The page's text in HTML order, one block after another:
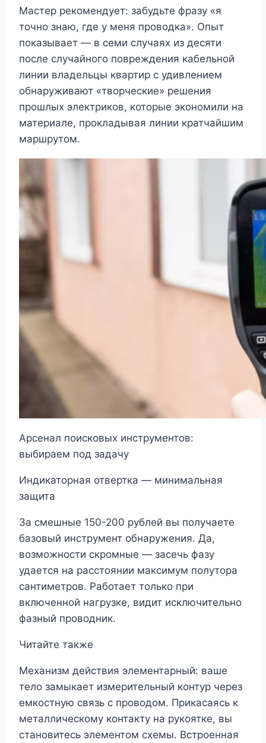
Мастер рекомендует: забудьте фразу «я
точно знаю, где у меня проводка». Опыт
показывает — в семи случаях из десяти
после случайного повреждения кабельной
линии владельцы квартир с удивлением
обнаруживают «творческие» решения
прошлых электриков, которые экономили на
материале, прокладывая линии кратчайшим
маршрутом.
Арсенал поисковых инструментов:
выбираем под задачу
Индикаторная отвертка — минимальная
защита
За смешные 150-200 рублей вы получаете
базовый инструмент обнаружения. Да,
возможности скромные — засечь фазу
удается на расстоянии максимум полутора
сантиметров. Работает только при
включенной нагрузке, видит исключительно
фазный проводник.
Читайте также
Механизм действия элементарный: ваше
тело замыкает измерительный контур через
емкостную связь с проводом. Прикасаясь к
металлическому контакту на рукоятке, вы
становитесь элементом схемы. Встроенная